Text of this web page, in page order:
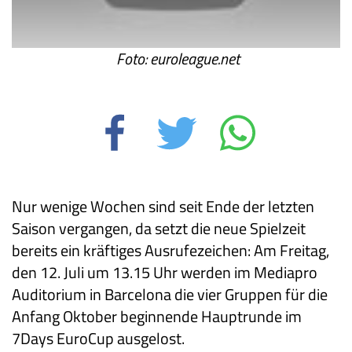
Foto: euroleague.net
Nur wenige Wochen sind seit Ende der letzten
Saison vergangen, da setzt die neue Spielzeit
bereits ein kräftiges Ausrufezeichen: Am Freitag,
den 12. Juli um 13.15 Uhr werden im Mediapro
Auditorium in Barcelona die vier Gruppen für die
Anfang Oktober beginnende Hauptrunde im
7Days EuroCup ausgelost.